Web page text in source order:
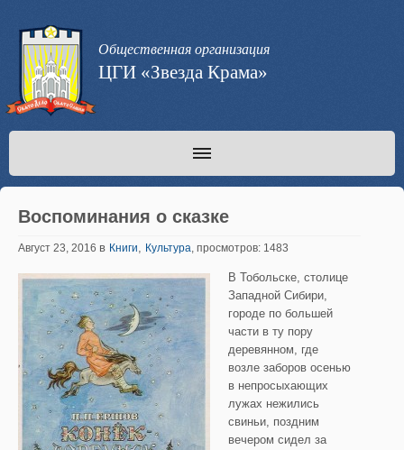
Общественная организация
ЦГИ «Звезда Крама»
Воспоминания о сказке
Август 23, 2016 в Книги, Культура, просмотров: 1483
В Тобольске, столице
Западной Сибири,
городе по большей
части в ту пору
деревянном, где
возле заборов осенью
в непросыхающих
лужах нежились
свиньи, поздним
вечером сидел за